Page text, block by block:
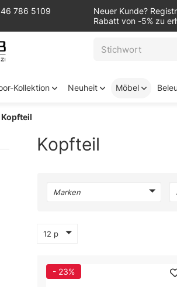
786 5109
Neuer Kunde?
Rabatt von -5% zu
Kollektion Neuheit Möbel
Kopfteil
Kopfteil
Marken
12 p
- 23%